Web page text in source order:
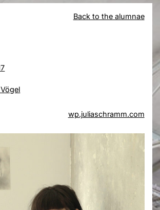
Back to the alumnae
wp.juliaschramm.com